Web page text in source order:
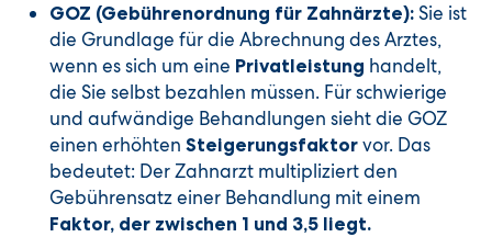
GOZ (Gebührenordnung für Zahnärzte): Sie ist
die Grundlage für die Abrechnung des Arztes,
wenn es sich um eine Privatleistung handelt,
die Sie selbst bezahlen müssen. Für schwierige
und aufwändige Behandlungen sieht die GOZ
einen erhöhten Steigerungsfaktor vor. Das
bedeutet: Der Zahnarzt multipliziert den
Gebührensatz einer Behandlung mit einem
Faktor, der zwischen 1 und 3,5 liegt.